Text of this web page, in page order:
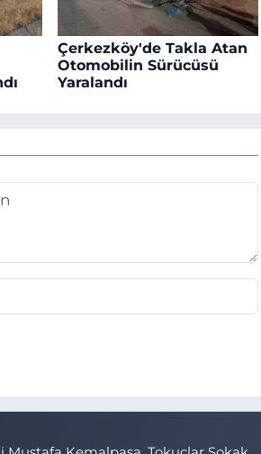
Çerkezköy'de Takla Atan
Otomobilin Sürücüsü
Yaralandı